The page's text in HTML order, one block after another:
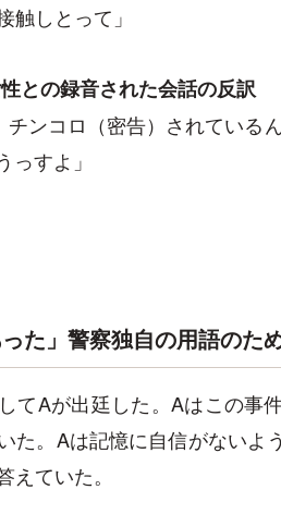
触しとって」
性との録音された会話の反訳
チンコロ（密告）されている
っすよ」
た」警察独自の用語のた
てAが出廷した。Aはこの事
た。Aは記憶に自信がないよ
えていた。